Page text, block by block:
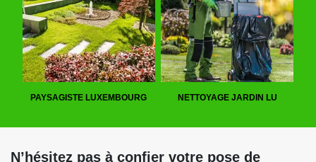
PAYSAGISTE LUXEMBOURG NETTOYAGE JARDIN LU
N’hésitez pas à confier votre pose de